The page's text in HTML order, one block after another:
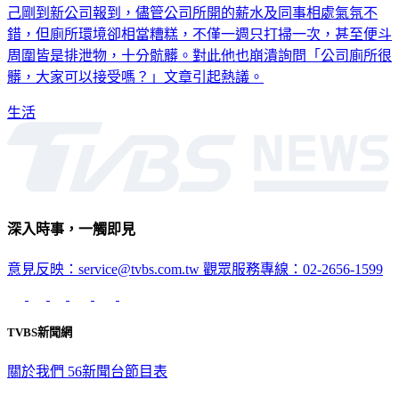
己剛到新公司報到，儘管公司所開的薪水及同事相處氣氛不
錯，但廁所環境卻相當糟糕，不僅一週只打掃一次，甚至便斗
周圍皆是排泄物，十分骯髒。對此他也崩潰詢問「公司廁所很
髒，大家可以接受嗎？」文章引起熱議。
生活
深入時事，一觸即見
意見反映：service@tvbs.com.tw 觀眾服務專線：02-2656-1599
TVBS新聞網
關於我們 56新聞台節目表